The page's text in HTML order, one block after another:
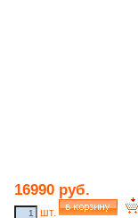
16990 руб.
шт.